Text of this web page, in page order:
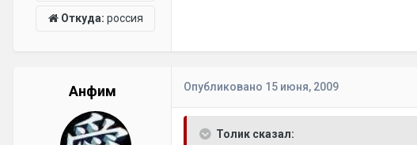
Откуда: россия
Анфим Опубликовано 15 июня, 2009
Толик сказал: